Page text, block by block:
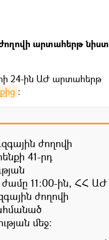
արտահերթ նիստ
24-ին ԱԺ արտահերթ
։
ժողովի
41-րդ
ժամը 11:00-ին, ՀՀ ԱԺ
ժողովի
մեջ։